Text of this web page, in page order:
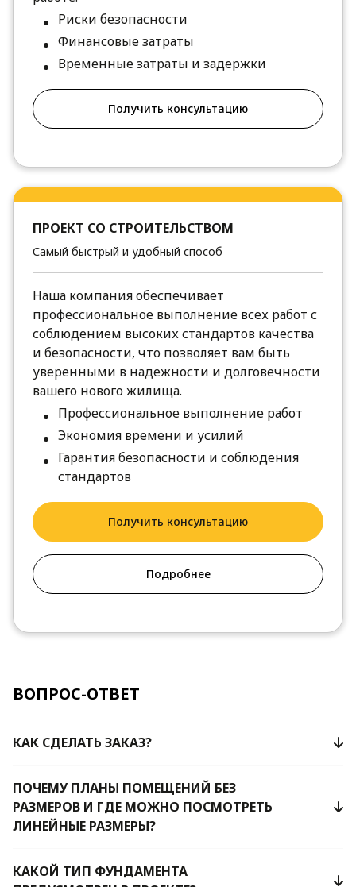
Риски безопасности
Финансовые затраты
Временные затраты и задержки
Получить консультацию
ПРОЕКТ СО СТРОИТЕЛЬСТВОМ
Самый быстрый и удобный способ
Наша компания обеспечивает
профессиональное выполнение всех работ с
соблюдением высоких стандартов качества
и безопасности, что позволяет вам быть
уверенными в надежности и долговечности
вашего нового жилища.
Профессиональное выполнение работ
Экономия времени и усилий
Гарантия безопасности и соблюдения
стандартов
Получить консультацию
Подробнее
ВОПРОС-ОТВЕТ
КАК СДЕЛАТЬ ЗАКАЗ?
ПОЧЕМУ ПЛАНЫ ПОМЕЩЕНИЙ БЕЗ
РАЗМЕРОВ И ГДЕ МОЖНО ПОСМОТРЕТЬ
ЛИНЕЙНЫЕ РАЗМЕРЫ?
КАКОЙ ТИП ФУНДАМЕНТА